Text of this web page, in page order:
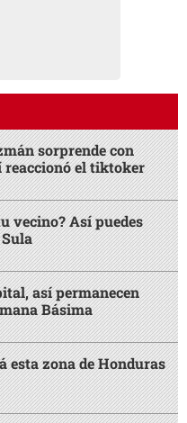
sorprende con
reaccionó el tiktoker
vecino? Así puedes
así permanecen
Básima
esta zona de Honduras